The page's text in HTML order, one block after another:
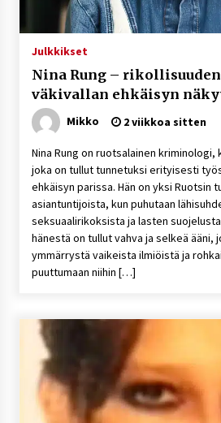
Julkkikset
Nina Rung –
väkivallan ehkäisyn
Mikko 2 viikkoa sitten
Nina Rung on ruotsalainen kriminologi,
joka on tullut tunnetuksi erityisesti
ehkäisyn parissa. Hän on yksi Ruotsin
asiantuntijoista, kun puhutaan
seksuaalirikoksista ja lasten
hänestä on tullut vahva ja selkeä ääni,
ymmärrystä vaikeista ilmiöistä ja
puuttumaan niihin […]